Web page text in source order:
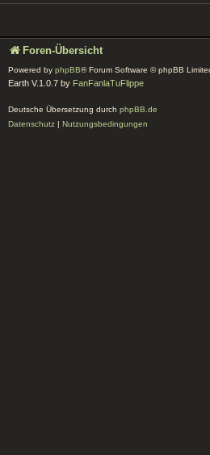
Foren-Übersicht
Powered by phpBB® Forum Software © phpBB
Earth V.1.0.7 by FanFanlaTuFlippe
Deutsche Übersetzung durch phpBB.de
Datenschutz | Nutzungsbedingungen